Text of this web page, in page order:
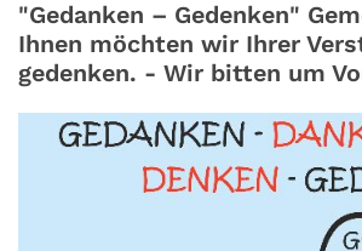
"Gedanken – Gedenken"
Ihnen möchten wir Ihrer
gedenken. - Wir bitten um